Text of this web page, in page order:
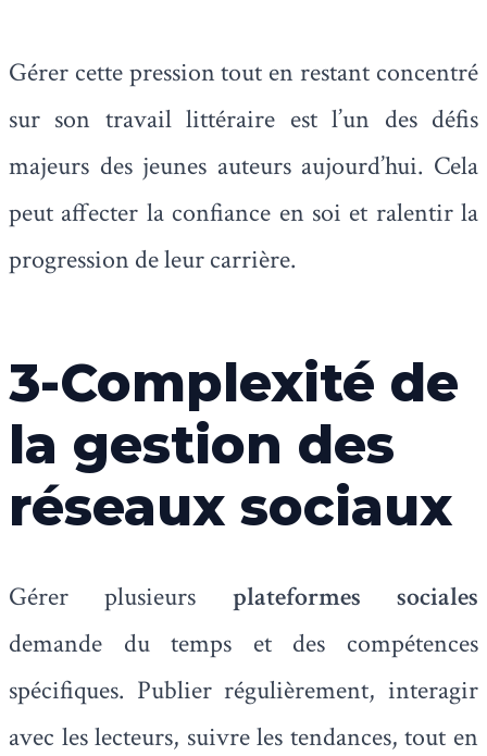
Gérer cette pression tout en restant concentré
sur son travail littéraire est l’un des défis
majeurs des jeunes auteurs aujourd’hui. Cela
peut affecter la confiance en soi et ralentir la
progression de leur carrière.
3-Complexité de
la gestion des
réseaux sociaux
Gérer plusieurs plateformes sociales
demande du temps et des compétences
spécifiques. Publier régulièrement, interagir
avec les lecteurs, suivre les tendances, tout en